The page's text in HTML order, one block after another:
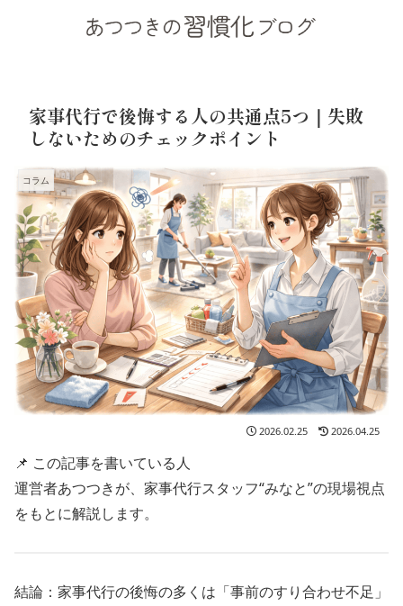
家事代行で後悔する人の共通点5つ｜失敗
しないためのチェックポイント
コラム
2026.02.25 2026.04.25
📌 この記事を書いている人
運営者あつつきが、家事代行スタッフ“みなと”の現場視点
をもとに解説します。
結論：家事代行の後悔の多くは「事前のすり合わせ不足」